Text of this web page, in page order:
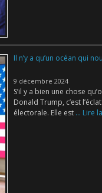
Il n’y a qu’un océan qui
9 décembre 2024
S’il y a bien une chose
Donald Trump, c’est
électorale. Elle est ... Lire